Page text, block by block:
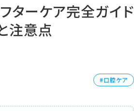
ターケア完全ガイド
注意点
口腔ケア